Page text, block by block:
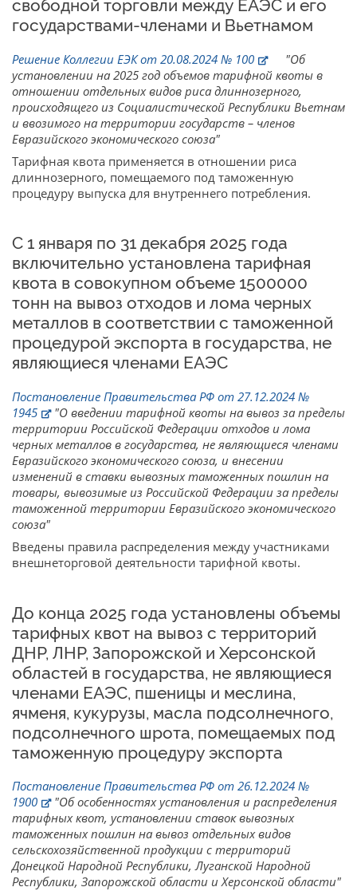
свободной торговли между ЕАЭС и его
государствами-членами и Вьетнамом
Решение Коллегии ЕЭК от 20.08.2024 № 100
"Об
установлении на 2025 год объемов тарифной квоты в
отношении отдельных видов риса длиннозерного,
происходящего из Социалистической Республики Вьетнам
и ввозимого на территории государств – членов
Евразийского экономического союза"
Тарифная квота применяется в отношении риса
длиннозерного, помещаемого под таможенную
процедуру выпуска для внутреннего потребления.
С 1 января по 31 декабря 2025 года
включительно установлена тарифная
квота в совокупном объеме 1500000
тонн на вывоз отходов и лома черных
металлов в соответствии с таможенной
процедурой экспорта в государства, не
являющиеся членами ЕАЭС
Постановление Правительства РФ от 27.12.2024 №
1945
"О введении тарифной квоты на вывоз за пределы
территории Российской Федерации отходов и лома
черных металлов в государства, не являющиеся членами
Евразийского экономического союза, и внесении
изменений в ставки вывозных таможенных пошлин на
товары, вывозимые из Российской Федерации за пределы
таможенной территории Евразийского экономического
союза"
Введены правила распределения между участниками
внешнеторговой деятельности тарифной квоты.
До конца 2025 года установлены объемы
тарифных квот на вывоз с территорий
ДНР, ЛНР, Запорожской и Херсонской
областей в государства, не являющиеся
членами ЕАЭС, пшеницы и меслина,
ячменя, кукурузы, масла подсолнечного,
подсолнечного шрота, помещаемых под
таможенную процедуру экспорта
Постановление Правительства РФ от 26.12.2024 №
1900
"Об особенностях установления и распределения
тарифных квот, установлении ставок вывозных
таможенных пошлин на вывоз отдельных видов
сельскохозяйственной продукции с территорий
Донецкой Народной Республики, Луганской Народной
Республики, Запорожской области и Херсонской области"